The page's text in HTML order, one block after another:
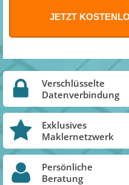
Verschlüsselte
Datenverbindung
Exklusives
Maklernetzwerk
Persönliche
Beratung